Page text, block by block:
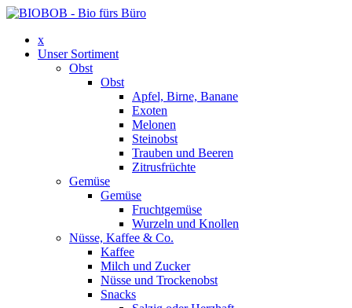
x
Unser Sortiment
Obst
Obst
Apfel, Birne, Banane
Exoten
Melonen
Steinobst
Trauben und Beeren
Zitrusfrüchte
Gemüse
Gemüse
Fruchtgemüse
Wurzeln und Knollen
Nüsse, Kaffee & Co.
Kaffee
Milch und Zucker
Nüsse und Trockenobst
Snacks